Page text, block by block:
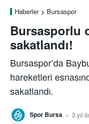
Haberler Bursaspor
Bursasporlu
sakatlandı!
Bursaspor’da
hareketleri
sakatlandı.
Spor Bursa 3 yıl